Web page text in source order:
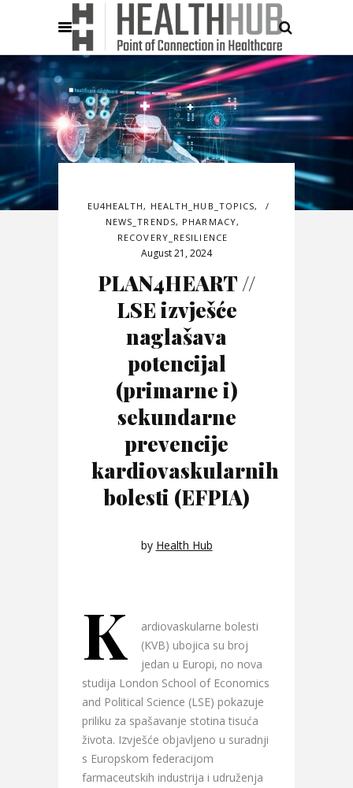
EU4HEALTH, HEALTH_HUB_TOPICS,
NEWS_TRENDS, PHARMACY,
RECOVERY_RESILIENCE
August 21, 2024
PLAN4HEART //
LSE izvješće
naglašava
potencijal
(primarne i)
sekundarne
prevencije
kardiovaskularnih
bolesti (EFPIA)
by Health Hub
K
ardiovaskularne bolesti
(KVB) ubojica su broj
jedan u Europi, no nova
studija London School of Economics
and Political Science (LSE) pokazuje
priliku za spašavanje stotina tisuća
života. Izvješće objavljeno u suradnji
s Europskom federacijom
farmaceutskih industrija i udruženja